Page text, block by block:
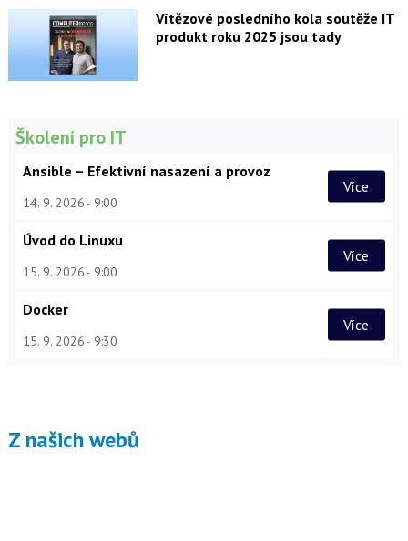
Vítězové posledního kola soutěže IT
produkt roku 2025 jsou tady
Školení pro IT
Ansible – Efektivní nasazení a provoz
14. 9. 2026 9:00
Více
Úvod do Linuxu
15. 9. 2026 9:00
Více
Docker
15. 9. 2026 9:30
Více
Z našich webů